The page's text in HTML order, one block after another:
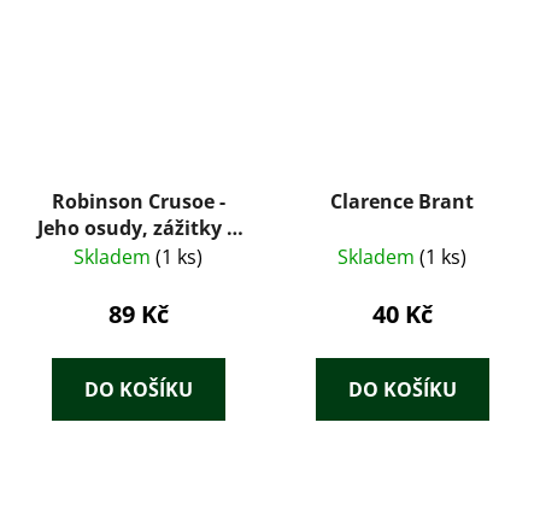
Robinson Crusoe -
Jeho osudy, zážitky a
dobrodružství
Skladem (1 ks)
89 Kč
DO KOŠÍKU
Clarence Brant
Skladem (1 ks)
40 Kč
DO KOŠÍKU